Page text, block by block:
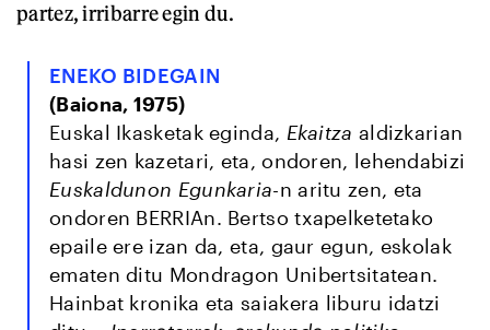
partez, irribarre egin du.
ENEKO BIDEGAIN
(Baiona, 1975)
Euskal Ikasketak eginda, Ekaitza aldizkarian
hasi zen kazetari, eta, ondoren, lehendabizi
Euskaldunon Egunkaria-n aritu zen, eta
ondoren BERRIAn. Bertso txapelketetako
epaile ere izan da, eta, gaur egun, eskolak
ematen ditu Mondragon Unibertsitatean.
Hainbat kronika eta saiakera liburu idatzi